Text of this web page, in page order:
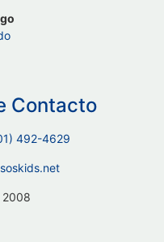
Contacto
492-4629
2008